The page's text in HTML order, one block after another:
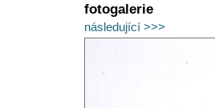
fotogalerie
následující >>>